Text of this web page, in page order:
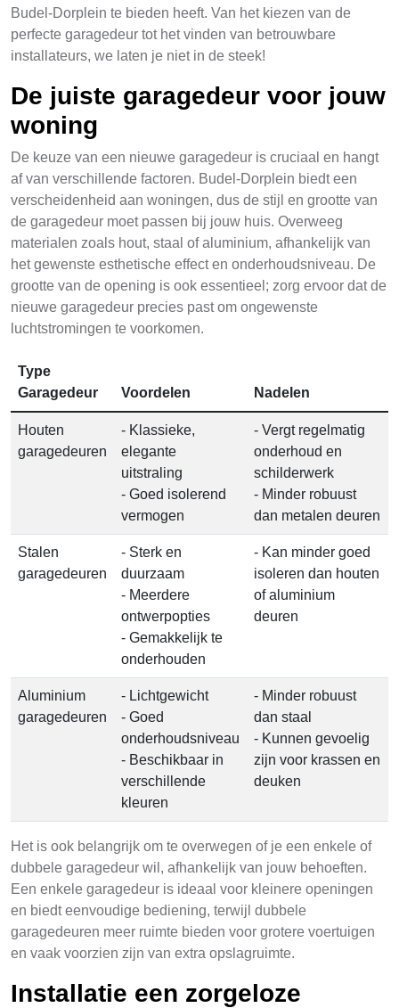
Budel-Dorplein te bieden heeft. Van het kiezen van de
perfecte garagedeur tot het vinden van betrouwbare
installateurs, we laten je niet in de steek!
De juiste garagedeur voor jouw
woning
De keuze van een nieuwe garagedeur is cruciaal en hangt
af van verschillende factoren. Budel-Dorplein biedt een
verscheidenheid aan woningen, dus de stijl en grootte van
de garagedeur moet passen bij jouw huis. Overweeg
materialen zoals hout, staal of aluminium, afhankelijk van
het gewenste esthetische effect en onderhoudsniveau. De
grootte van de opening is ook essentieel; zorg ervoor dat de
nieuwe garagedeur precies past om ongewenste
luchtstromingen te voorkomen.
Type
Garagedeur
Voordelen Nadelen
Houten
garagedeuren
- Klassieke,
elegante
uitstraling
- Goed isolerend
vermogen
- Vergt regelmatig
onderhoud en
schilderwerk
- Minder robuust
dan metalen deuren
Stalen
garagedeuren
- Sterk en
duurzaam
- Meerdere
ontwerpopties
- Gemakkelijk te
onderhouden
- Kan minder goed
isoleren dan houten
of aluminium
deuren
Aluminium
garagedeuren
- Lichtgewicht
- Goed
onderhoudsniveau
- Beschikbaar in
verschillende
kleuren
- Minder robuust
dan staal
- Kunnen gevoelig
zijn voor krassen en
deuken
Het is ook belangrijk om te overwegen of je een enkele of
dubbele garagedeur wil, afhankelijk van jouw behoeften.
Een enkele garagedeur is ideaal voor kleinere openingen
en biedt eenvoudige bediening, terwijl dubbele
garagedeuren meer ruimte bieden voor grotere voertuigen
en vaak voorzien zijn van extra opslagruimte.
Installatie een zorgeloze